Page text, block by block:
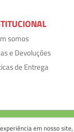
em nosso site,
somos
e Devoluções
de Entrega